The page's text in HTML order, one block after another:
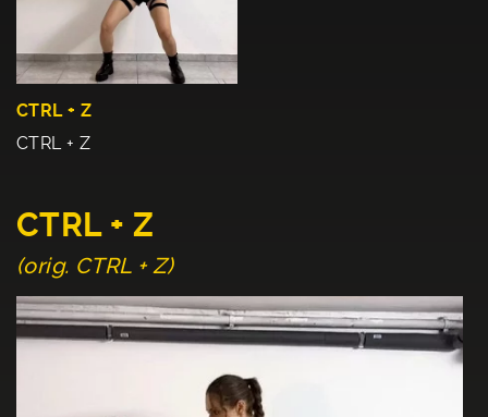
CTRL + Z
CTRL + Z
CTRL + Z
(orig. CTRL + Z)